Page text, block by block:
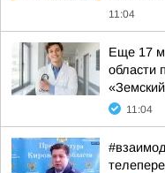
11:04
Еще 17
области
11:04